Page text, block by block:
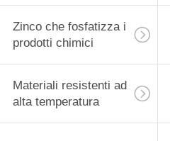
Zinco che fosfatizza i
prodotti chimici
Materiali resistenti ad
alta temperatura